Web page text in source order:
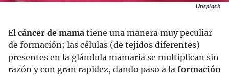
Unsplash
El cáncer de mama tiene una manera muy peculiar
de formación; las células (de tejidos diferentes)
presentes en la glándula mamaria se multiplican sin
razón y con gran rapidez, dando paso a la formación